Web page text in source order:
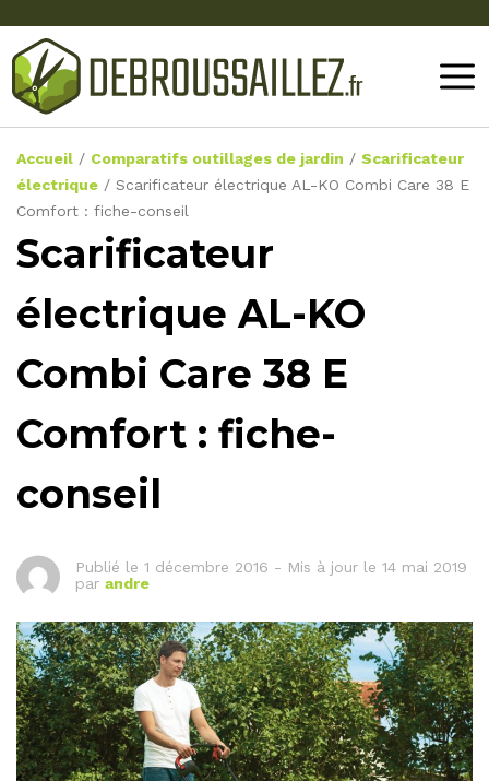
Accueil / Comparatifs outillages de jardin / Scarificateur
électrique / Scarificateur électrique AL-KO Combi Care 38 E
Comfort : fiche-conseil
Scarificateur
électrique AL-KO
Combi Care 38 E
Comfort : fiche-
conseil
Publié le 1 décembre 2016 - Mis à jour le 14 mai 2019
par andre